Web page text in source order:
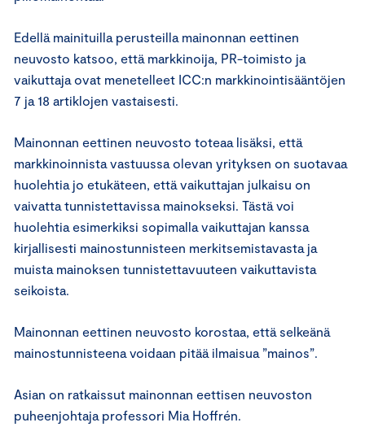
Edellä mainituilla perusteilla mainonnan eettinen
neuvosto katsoo, että markkinoija, PR-toimisto ja
vaikuttaja ovat menetelleet ICC:n markkinointisääntöjen
7 ja 18 artiklojen vastaisesti.
Mainonnan eettinen neuvosto toteaa lisäksi, että
markkinoinnista vastuussa olevan yrityksen on suotavaa
huolehtia jo etukäteen, että vaikuttajan julkaisu on
vaivatta tunnistettavissa mainokseksi. Tästä voi
huolehtia esimerkiksi sopimalla vaikuttajan kanssa
kirjallisesti mainostunnisteen merkitsemistavasta ja
muista mainoksen tunnistettavuuteen vaikuttavista
seikoista.
Mainonnan eettinen neuvosto korostaa, että selkeänä
mainostunnisteena voidaan pitää ilmaisua ”mainos”.
Asian on ratkaissut mainonnan eettisen neuvoston
puheenjohtaja professori Mia Hoffrén.